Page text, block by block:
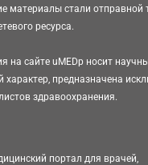
материалы стали отправной
ресурса.
на сайте uMEDp носит
характер, предназначена
здравоохранения.
портал для врачей,